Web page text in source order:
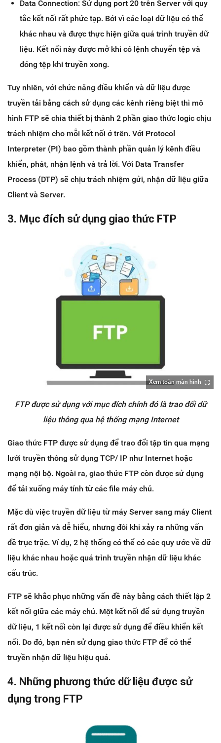
Data Connection: Sử dụng port 20 trên Server với quy
tắc kết nối rất phức tạp. Bởi vì các loại dữ liệu có thể
khác nhau và được thực hiện giữa quá trình truyền dữ
liệu. Kết nối này được mở khi có lệnh chuyển tệp và
đóng tệp khi truyền xong.
Tuy nhiên, với chức năng điều khiển và dữ liệu được
truyền tải bằng cách sử dụng các kênh riêng biệt thì mô
hình FTP sẽ chia thiết bị thành 2 phần giao thức logic chịu
trách nhiệm cho mỗi kết nối ở trên. Với Protocol
Interpreter (PI) bao gồm thành phần quản lý kênh điều
khiển, phát, nhận lệnh và trả lời. Với Data Transfer
Process (DTP) sẽ chịu trách nhiệm gửi, nhận dữ liệu giữa
Client và Server.
3. Mục đích sử dụng giao thức FTP
Xem toàn màn hình
FTP được sử dụng với mục đích chính đó là trao đổi dữ
liệu thông qua hệ thống mạng Internet
Giao thức FTP được sử dụng để trao đổi tập tin qua mạng
lưới truyền thông sử dụng TCP/ IP như Internet hoặc
mạng nội bộ. Ngoài ra, giao thức FTP còn được sử dụng
để tải xuống máy tính từ các file máy chủ.
Mặc dù việc truyền dữ liệu từ máy Server sang máy Client
rất đơn giản và dễ hiểu, nhưng đôi khi xảy ra những vấn
đề trục trặc. Ví dụ, 2 hệ thống có thể có các quy ước về dữ
liệu khác nhau hoặc quá trình truyền nhận dữ liệu khác
cấu trúc.
FTP sẽ khắc phục những vấn đề này bằng cách thiết lập 2
kết nối giữa các máy chủ. Một kết nối để sử dụng truyền
dữ liệu, 1 kết nối còn lại được sử dụng để điều khiển kết
nối. Do đó, bạn nên sử dụng giao thức FTP để có thể
truyền nhận dữ liệu hiệu quả.
4. Những phương thức dữ liệu được sử
dụng trong FTP